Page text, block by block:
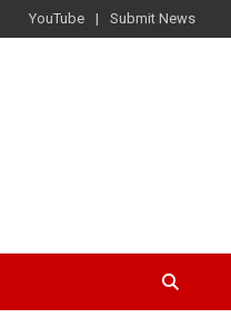
YouTube Submit News